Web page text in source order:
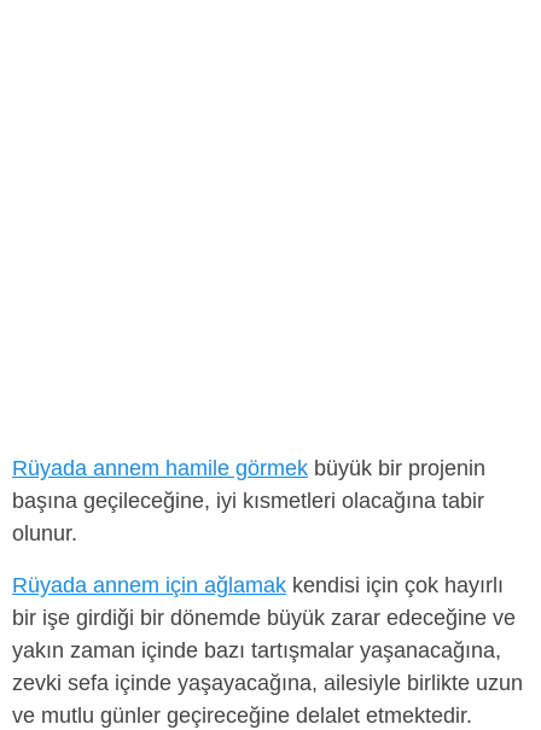
Rüyada annem hamile görmek büyük bir projenin
başına geçileceğine, iyi kısmetleri olacağına tabir
olunur.
Rüyada annem için ağlamak kendisi için çok hayırlı
bir işe girdiği bir dönemde büyük zarar edeceğine ve
yakın zaman içinde bazı tartışmalar yaşanacağına,
zevki sefa içinde yaşayacağına, ailesiyle birlikte uzun
ve mutlu günler geçireceğine delalet etmektedir.